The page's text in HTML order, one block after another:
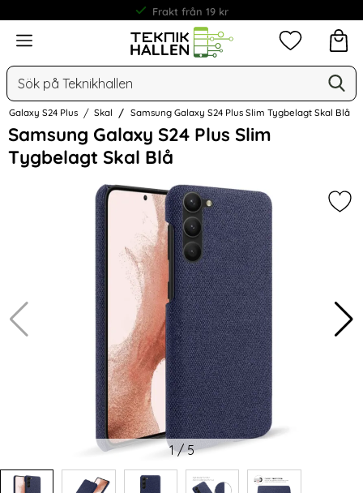
Frakt från 19 kr
Meny
Sök
Mina
Galaxy S24 Plus Skal Samsung Galaxy S24 Plus Slim Tygbelagt Skal Blå
Samsung Galaxy S24 Plus Slim
Tygbelagt Skal Blå
Hoppa
över
Bilder
1/5